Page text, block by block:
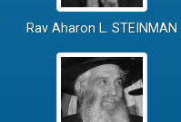
Rav Aharon L. STEINMAN